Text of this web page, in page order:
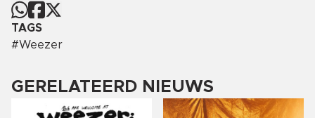
TAGS
#Weezer
GERELATEERD NIEUWS